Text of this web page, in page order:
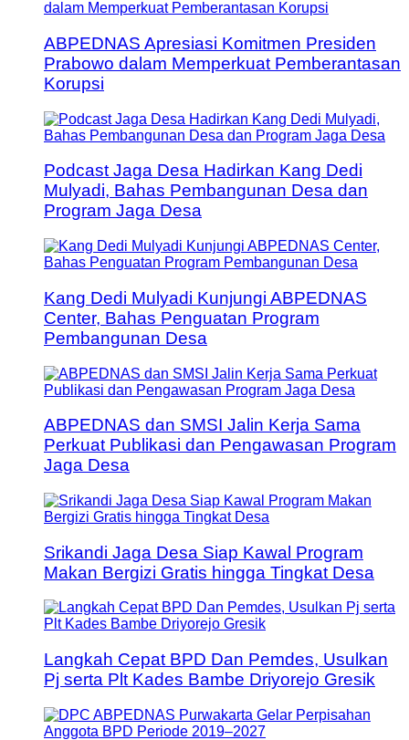
ABPEDNAS Apresiasi Komitmen Presiden
Prabowo dalam Memperkuat Pemberantasan
Korupsi
Podcast Jaga Desa Hadirkan Kang Dedi
Mulyadi, Bahas Pembangunan Desa dan
Program Jaga Desa
Kang Dedi Mulyadi Kunjungi ABPEDNAS
Center, Bahas Penguatan Program
Pembangunan Desa
ABPEDNAS dan SMSI Jalin Kerja Sama
Perkuat Publikasi dan Pengawasan Program
Jaga Desa
Srikandi Jaga Desa Siap Kawal Program
Makan Bergizi Gratis hingga Tingkat Desa
Langkah Cepat BPD Dan Pemdes, Usulkan
Pj serta Plt Kades Bambe Driyorejo Gresik